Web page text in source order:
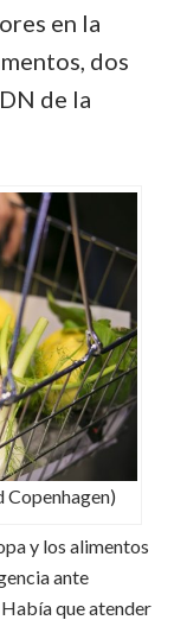
en la
dos
de la
y los alimentos
ante
que atender